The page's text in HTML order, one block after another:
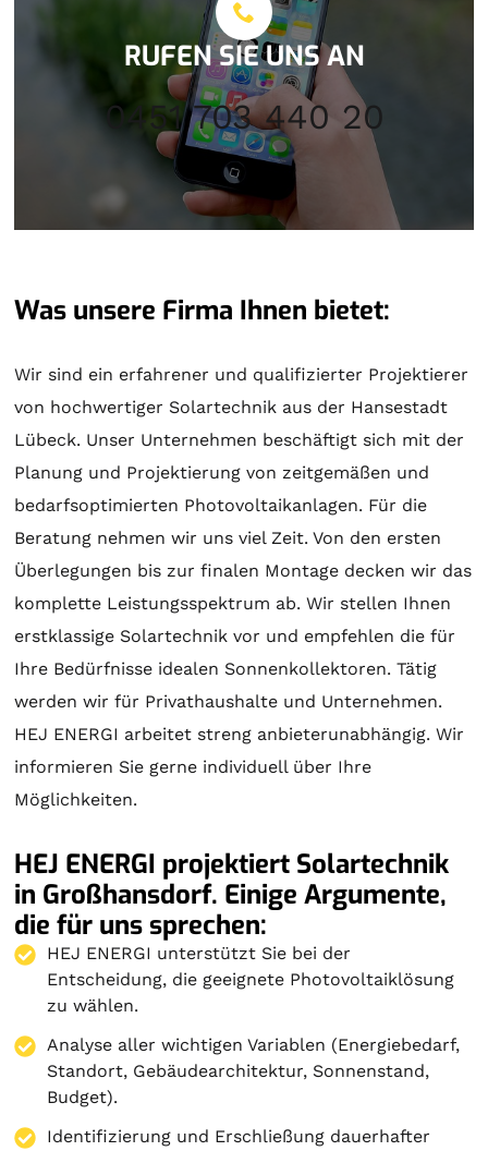
RUFEN SIE UNS AN
0451 703 440 20
Was unsere Firma Ihnen bietet:
Wir sind ein erfahrener und qualifizierter Projektierer
von hochwertiger Solartechnik aus der Hansestadt
Lübeck. Unser Unternehmen beschäftigt sich mit der
Planung und Projektierung von zeitgemäßen und
bedarfsoptimierten Photovoltaikanlagen. Für die
Beratung nehmen wir uns viel Zeit. Von den ersten
Überlegungen bis zur finalen Montage decken wir das
komplette Leistungsspektrum ab. Wir stellen Ihnen
erstklassige Solartechnik vor und empfehlen die für
Ihre Bedürfnisse idealen Sonnenkollektoren. Tätig
werden wir für Privathaushalte und Unternehmen.
HEJ ENERGI arbeitet streng anbieterunabhängig. Wir
informieren Sie gerne individuell über Ihre
Möglichkeiten.
HEJ ENERGI projektiert Solartechnik
in Großhansdorf. Einige Argumente,
die für uns sprechen:
HEJ ENERGI unterstützt Sie bei der
Entscheidung, die geeignete Photovoltaiklösung
zu wählen.
Analyse aller wichtigen Variablen (Energiebedarf,
Standort, Gebäudearchitektur, Sonnenstand,
Budget).
Identifizierung und Erschließung dauerhafter